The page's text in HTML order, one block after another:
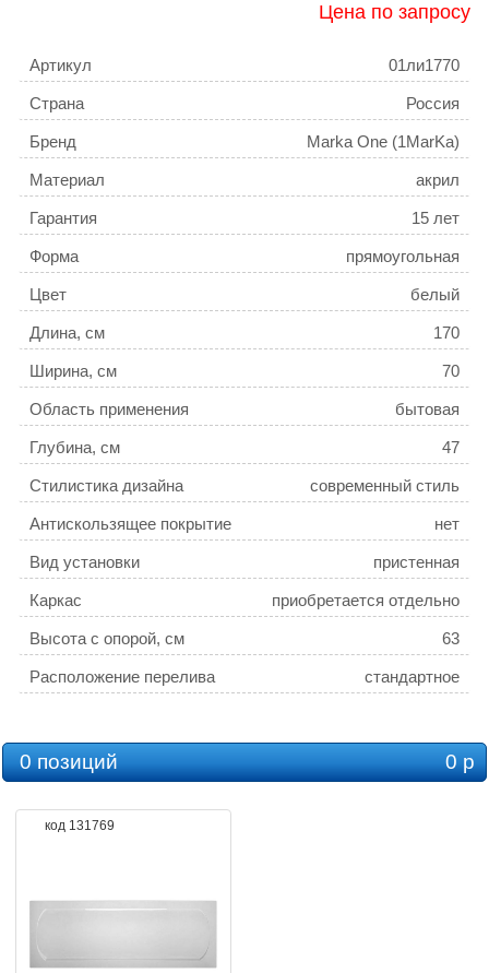
Цена по запросу
Артикул 01ли1770
Страна Россия
Бренд Marka One (1MarKa)
Материал акрил
Гарантия 15 лет
Форма прямоугольная
Цвет белый
Длина, см 170
Ширина, см 70
Область применения бытовая
Глубина, см 47
Стилистика дизайна современный стиль
Антискользящее покрытие нет
Вид установки пристенная
Каркас приобретается отдельно
Высота с опорой, см 63
Расположение перелива стандартное
Объем, л 170
Слив-перелив
Ориентация
0 позиций 0 р
код 131769